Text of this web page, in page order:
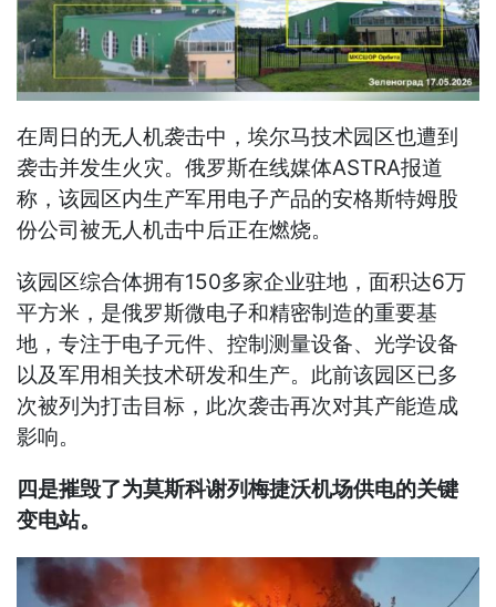
在周日的无人机袭击中，埃尔马技术园区也遭到
袭击并发生火灾。俄罗斯在线媒体ASTRA报道
称，该园区内生产军用电子产品的安格斯特姆股
份公司被无人机击中后正在燃烧。
该园区综合体拥有150多家企业驻地，面积达6万
平方米，是俄罗斯微电子和精密制造的重要基
地，专注于电子元件、控制测量设备、光学设备
以及军用相关技术研发和生产。此前该园区已多
次被列为打击目标，此次袭击再次对其产能造成
影响。
四是摧毁了为莫斯科谢列梅捷沃机场供电的关键
变电站。